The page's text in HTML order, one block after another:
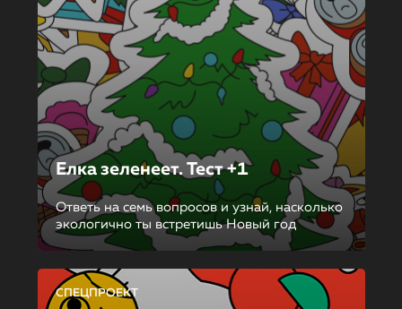
Елка зеленеет. Тест +1
Ответь на семь вопросов и узнай, насколько
экологично ты встретишь Новый год
СПЕЦПРОЕКТ